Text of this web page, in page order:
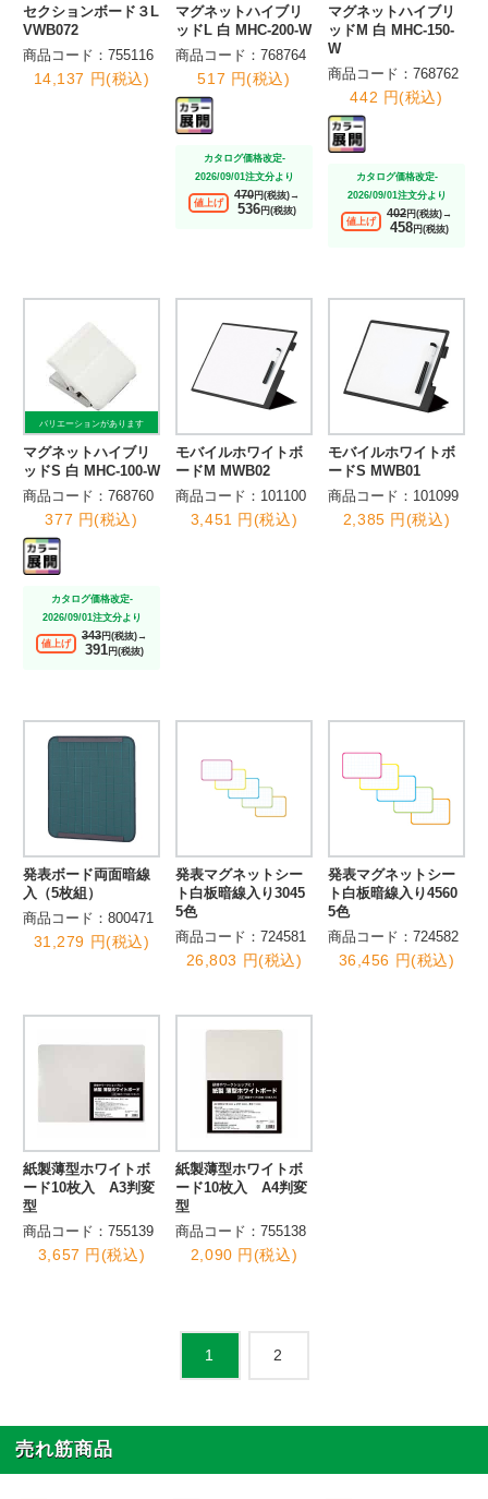
セクションボード３L
VWB072
商品コード：755116
14,137 円(税込)
マグネットハイブリ
ッドL 白 MHC-200-W
商品コード：768764
517 円(税込)
カタログ価格改定-
2026/09/01注文分より
値上げ
470 円(税抜)→
536 円(税抜)
マグネットハイブリ
ッドM 白 MHC-150-
W
商品コード：768762
442 円(税込)
カタログ価格改定-
2026/09/01注文分より
値上げ
402 円(税抜)→
458 円(税抜)
バリエーションがあります
マグネットハイブリ
ッドS 白 MHC-100-W
商品コード：768760
377 円(税込)
カタログ価格改定-
2026/09/01注文分より
値上げ
343 円(税抜)→
391 円(税抜)
モバイルホワイトボ
ードM MWB02
商品コード：101100
3,451 円(税込)
モバイルホワイトボ
ードS MWB01
商品コード：101099
2,385 円(税込)
発表ボード両面暗線
入（5枚組）
商品コード：800471
31,279 円(税込)
発表マグネットシー
ト白板暗線入り3045
5色
商品コード：724581
26,803 円(税込)
発表マグネットシー
ト白板暗線入り4560
5色
商品コード：724582
36,456 円(税込)
紙製薄型ホワイトボ
ード10枚入 A3判変
型
商品コード：755139
3,657 円(税込)
紙製薄型ホワイトボ
ード10枚入 A4判変
型
商品コード：755138
2,090 円(税込)
1 2
売れ筋商品